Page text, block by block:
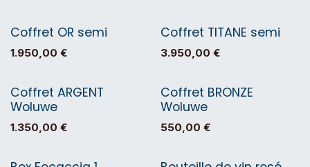
Coffret OR semi
1.950,00 €
Coffret TITANE semi
3.950,00 €
Coffret ARGENT
Woluwe
1.350,00 €
Coffret BRONZE
Woluwe
550,00 €